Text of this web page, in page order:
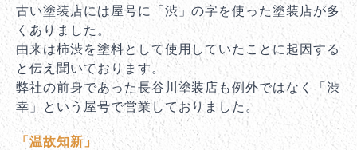
古い塗装店には屋号に「渋」の字を使った塗装店が多
くありました。
由来は柿渋を塗料として使用していたことに起因する
と伝え聞いております。
弊社の前身であった長谷川塗装店も例外ではなく「渋
幸」という屋号で営業しておりました。
「温故知新」